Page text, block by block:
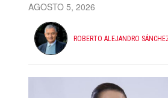
AGOSTO 5, 2026
ROBERTO ALEJANDRO